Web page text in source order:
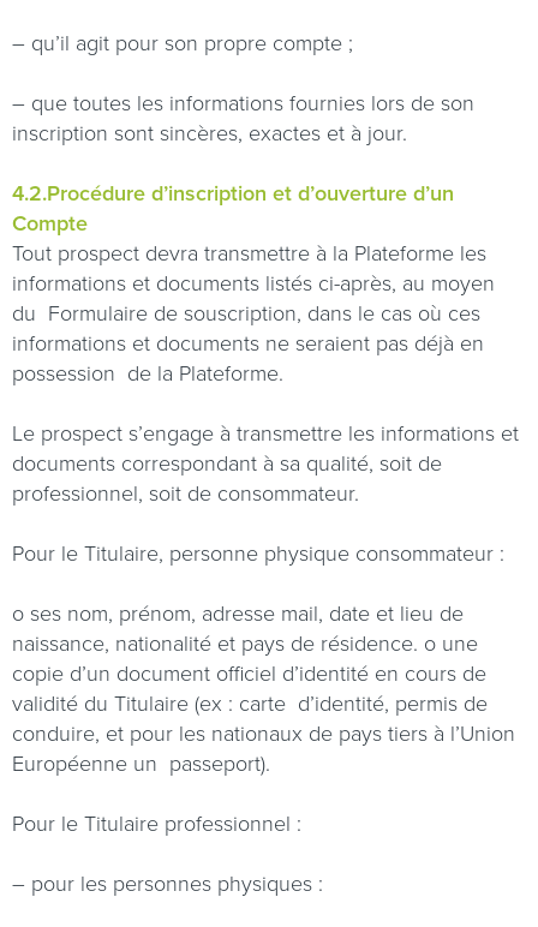
– qu’il agit pour son propre compte ;
– que toutes les informations fournies lors de son
inscription sont sincères, exactes et à jour.
4.2.Procédure d’inscription et d’ouverture d’un
Compte
Tout prospect devra transmettre à la Plateforme les
informations et documents listés ci-après, au moyen
du Formulaire de souscription, dans le cas où ces
informations et documents ne seraient pas déjà en
possession de la Plateforme.
Le prospect s’engage à transmettre les informations et
documents correspondant à sa qualité, soit de
professionnel, soit de consommateur.
Pour le Titulaire, personne physique consommateur :
o ses nom, prénom, adresse mail, date et lieu de
naissance, nationalité et pays de résidence. o une
copie d’un document officiel d’identité en cours de
validité du Titulaire (ex : carte d’identité, permis de
conduire, et pour les nationaux de pays tiers à l’Union
Européenne un passeport).
Pour le Titulaire professionnel :
– pour les personnes physiques :